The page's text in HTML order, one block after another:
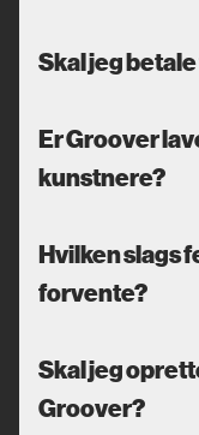
Skal jeg
Er Groover
kunstnere?
Hvilken slags
forvente?
Skal jeg
Groover?